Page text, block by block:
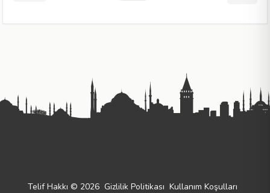
Telif Hakkı © 2026 Gizlilik Politikası Kullanım Koşulları